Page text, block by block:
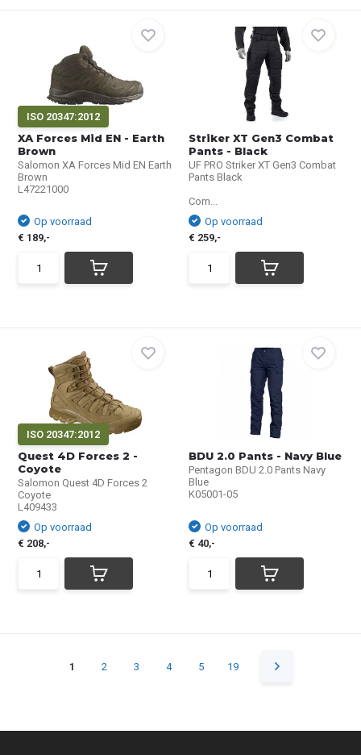
ISO 20347:2012
XA Forces Mid EN - Earth
Brown
Salomon XA Forces Mid EN Earth
Brown
L47221000
Op voorraad
€ 189,-
Striker XT Gen3 Combat
Pants - Black
UF PRO Striker XT Gen3 Combat
Pants Black
Com...
Op voorraad
€ 259,-
ISO 20347:2012
Quest 4D Forces 2 -
Coyote
Salomon Quest 4D Forces 2
Coyote
L409433
Op voorraad
€ 208,-
BDU 2.0 Pants - Navy Blue
Pentagon BDU 2.0 Pants Navy
Blue
K05001-05
Op voorraad
€ 40,-
1 2 3 4 5 19